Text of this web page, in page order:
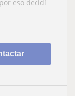
eso decidí